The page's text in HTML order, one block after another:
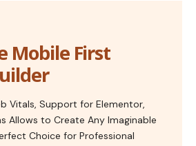
Mobile First
Vitals, Support for Elementor,
Allows to Create Any Imaginable
Choice for Professional